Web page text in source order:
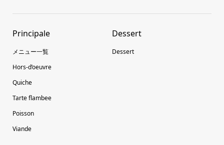
Principale
メニュー一覧
Hors-d’oeuvre
Quiche
Tarte flambee
Poisson
Viande
Dessert
Dessert